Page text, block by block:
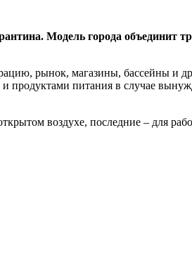
Модель города объединит
рынок, магазины, бассейны и
продуктами питания в случае
воздухе, последние – для